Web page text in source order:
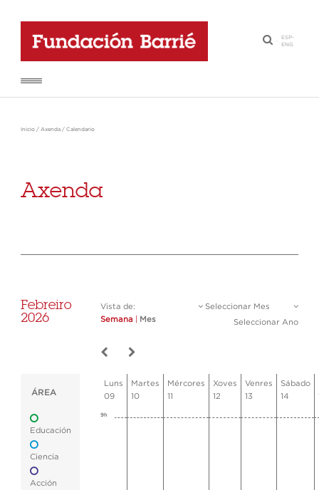
·
ESP-
ENG
Inicio / Axenda / Calendario
Axenda
Febreiro
2026
Vista de:
Semana
Mes
Seleccionar Mes
Seleccionar Ano
ÁREA
Educación
Ciencia
Acción
Luns
09
Martes
10
Mércores
11
Xoves
12
Venres
13
Sábado
14
9h